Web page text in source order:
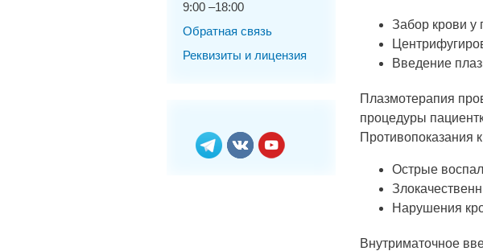
9:00 –18:00
Обратная связь
Реквизиты и лицензия
Забор крови у
Введение
Плазмотерапия
процедуры
Противопоказания
Острые
Нарушения
Внутриматочное